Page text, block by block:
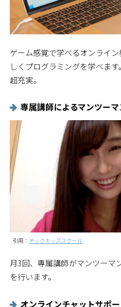
ゲーム感覚で学べるオンライ
しくプログラミングを学べま
超充実。
専属講師によるマンツー
引用： テックキッズスクール
月3回、専属講師がマンツーマ
を行います。
オンラインチャットサポ